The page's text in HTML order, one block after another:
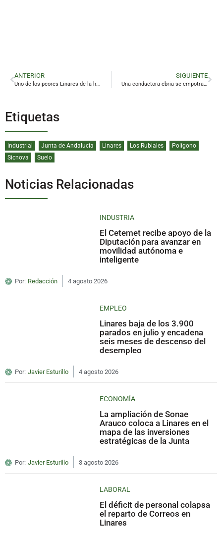
ANTERIOR
Uno de los peores Linares de la historia en la División de Bronce
SIGUIENTE
Una conductora ebria se empotra contra varios coches en Linares
Etiquetas
industrial Junta de Andalucía Linares Los Rubiales
Polígono
Sicnova
Suelo
Noticias Relacionadas
INDUSTRIA
El Cetemet recibe apoyo de la
Diputación para avanzar en
movilidad autónoma e
inteligente
Por: Redacción 4 agosto 2026
EMPLEO
Linares baja de los 3.900
parados en julio y encadena
seis meses de descenso del
desempleo
Por: Javier Esturillo 4 agosto 2026
ECONOMÍA
La ampliación de Sonae
Arauco coloca a Linares en el
mapa de las inversiones
estratégicas de la Junta
Por: Javier Esturillo 3 agosto 2026
LABORAL
El déficit de personal colapsa
el reparto de Correos en
Linares